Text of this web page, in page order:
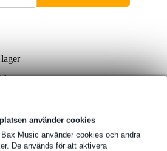
använder cookies
Music använder cookies och andra
De används för att aktivera